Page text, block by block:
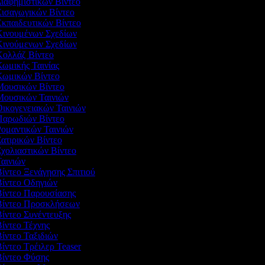
Βίντεο
Βίντεο
Σχεδίων
Σχεδίων
Βίντεο
Ταινίας
Βίντεο
Βίντεο
Ταινιών
Ταινιών
Βίντεο
Ταινιών
Βίντεο
Βίντεο
Ξενάγησης Σπιτιού
Οδηγιών
Παρουσίασης
Προσκλήσεων
Συνέντευξης
Τέχνης
Ταξιδιών
Τρέιλερ Teaser
Φύσης